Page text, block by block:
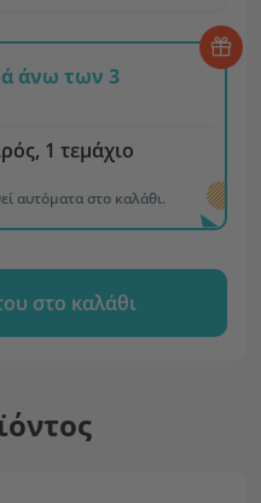
άνω των 3
1 τεμάχιο
αυτόματα στο καλάθι.
στο καλάθι